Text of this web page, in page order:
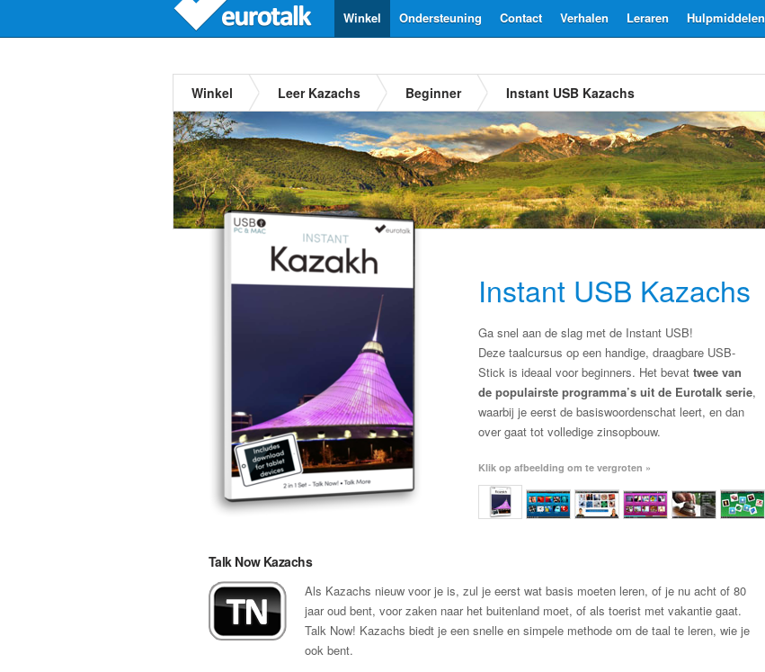
Hulpmiddelen
Leraren
Verhalen
Contact
Ondersteuning
Winkel
Winkel Leer Kazachs Beginner Instant USB Kazachs
Instant USB Kazachs
Ga snel aan de slag met de Instant USB!
Deze taalcursus op een handige, draagbare USB-
Stick is ideaal voor beginners. Het bevat twee van
de populairste programma’s uit de Eurotalk serie,
waarbij je eerst de basiswoordenschat leert, en dan
over gaat tot volledige zinsopbouw.
Klik op afbeelding om te vergroten »
Talk Now Kazachs
Als Kazachs nieuw voor je is, zul je eerst wat basis moeten leren, of je nu acht of 80
jaar oud bent, voor zaken naar het buitenland moet, of als toerist met vakantie gaat.
Talk Now! Kazachs biedt je een snelle en simpele methode om de taal te leren, wie je
ook bent.